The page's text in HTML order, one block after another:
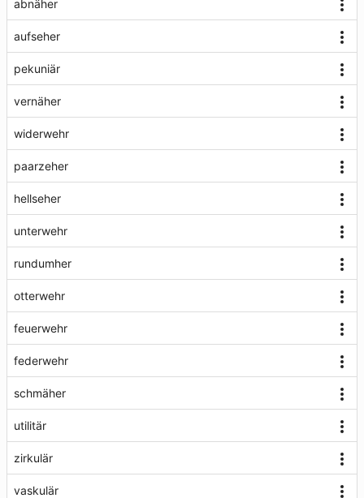
abnäher
aufseher
pekuniär
vernäher
widerwehr
paarzeher
hellseher
unterwehr
rundumher
otterwehr
feuerwehr
federwehr
schmäher
utilitär
zirkulär
vaskulär